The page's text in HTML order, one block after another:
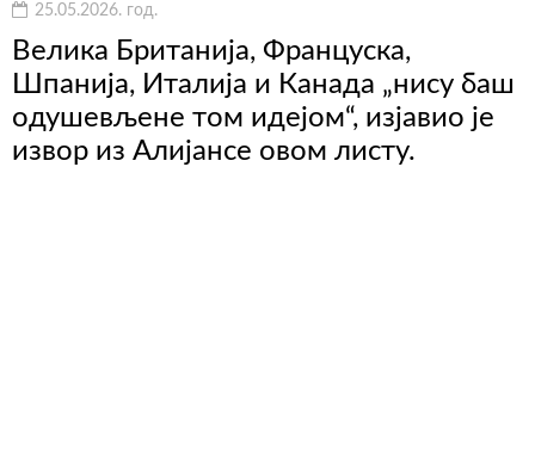
25.05.2026. год.
Велика Британија, Француска,
Шпанија, Италија и Канада „нису баш
одушевљене том идејом“, изјавио је
извор из Алијансе овом листу.